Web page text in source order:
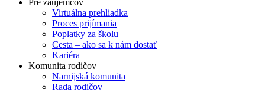
Pre záujemcov
Virtuálna prehliadka
Proces prijímania
Poplatky za školu
Cesta – ako sa k nám dostať
Kariéra
Komunita rodičov
Narnijská komunita
Rada rodičov